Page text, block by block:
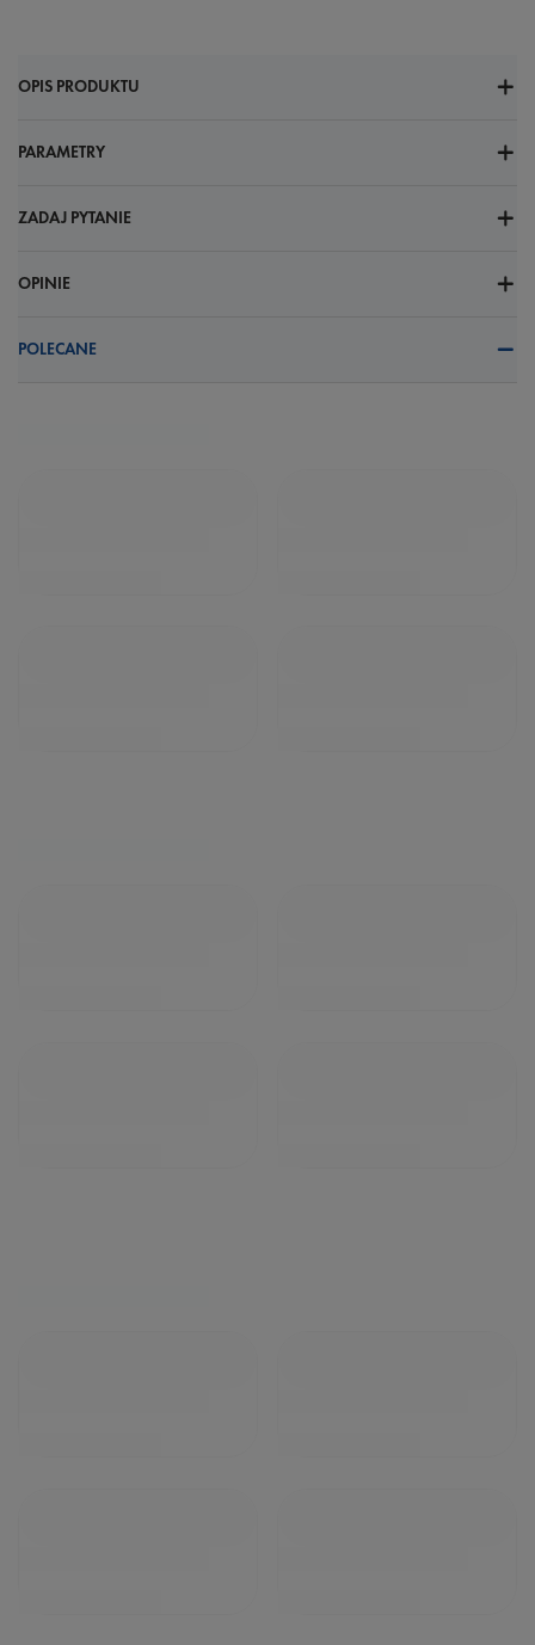
OPIS PRODUKTU
PARAMETRY
ZADAJ PYTANIE
OPINIE
POLECANE